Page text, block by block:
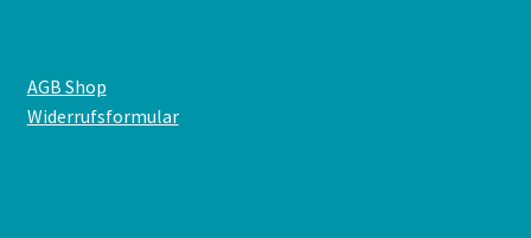
AGB Shop
Widerrufsformular